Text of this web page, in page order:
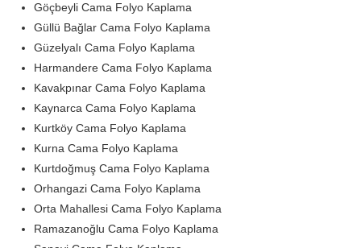
Göçbeyli Cama Folyo Kaplama
Güllü Bağlar Cama Folyo Kaplama
Güzelyalı Cama Folyo Kaplama
Harmandere Cama Folyo Kaplama
Kavakpınar Cama Folyo Kaplama
Kaynarca Cama Folyo Kaplama
Kurtköy Cama Folyo Kaplama
Kurna Cama Folyo Kaplama
Kurtdoğmuş Cama Folyo Kaplama
Orhangazi Cama Folyo Kaplama
Orta Mahallesi Cama Folyo Kaplama
Ramazanoğlu Cama Folyo Kaplama